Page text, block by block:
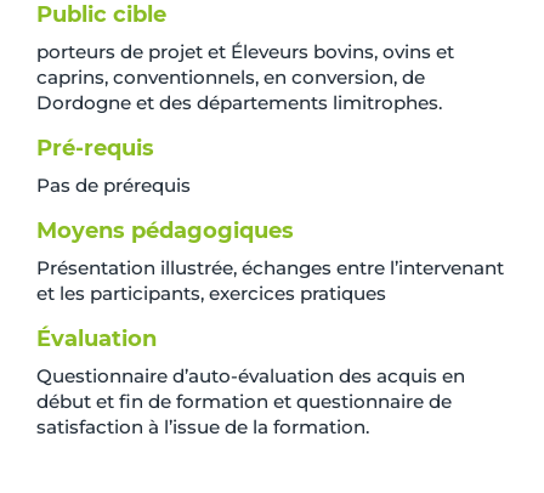
Public cible
porteurs de projet et Éleveurs bovins, ovins et
caprins, conventionnels, en conversion, de
Dordogne et des départements limitrophes.
Pré-requis
Pas de prérequis
Moyens pédagogiques
Présentation illustrée, échanges entre l’intervenant
et les participants, exercices pratiques
Évaluation
Questionnaire d’auto-évaluation des acquis en
début et fin de formation et questionnaire de
satisfaction à l’issue de la formation.